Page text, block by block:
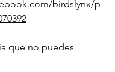
birdslynx/p
que no puedes